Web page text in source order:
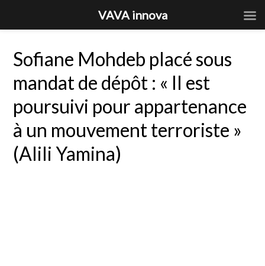
Sofiane Mohdeb placé sous
mandat de dépôt : « Il est
poursuivi pour appartenance
à un mouvement terroriste »
(Alili Yamina)
VAVA innova